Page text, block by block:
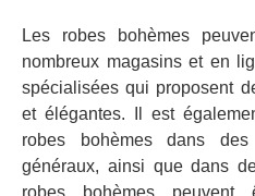
Les robes bohèmes
nombreux magasins et en
spécialisées qui proposent
et élégantes. Il est
robes bohèmes dans
généraux, ainsi que dans
robes bohèmes